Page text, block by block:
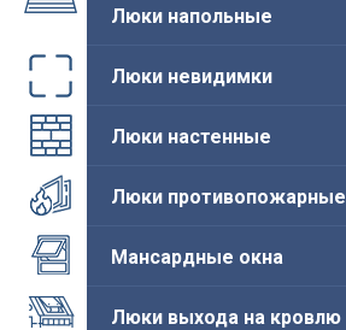
Люки напольные
Люки невидимки
Люки настенные
Люки противопожарные
Мансардные окна
Люки выхода на кровлю